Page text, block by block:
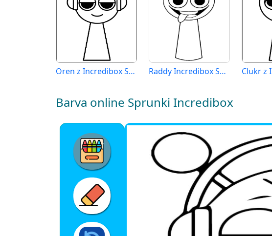
Oren z Incredibox Sprunki Raddy Incredibox Sprunki
Barva online Sprunki Incredibox